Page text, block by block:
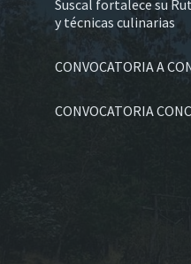
Suscal fortalece su
y técnicas culinarias
CONVOCATORIA A
CONVOCATORIA